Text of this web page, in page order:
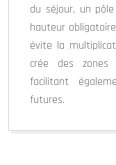
du séjour, un
hauteur
évite la
crée des zones
facilitant
futures.